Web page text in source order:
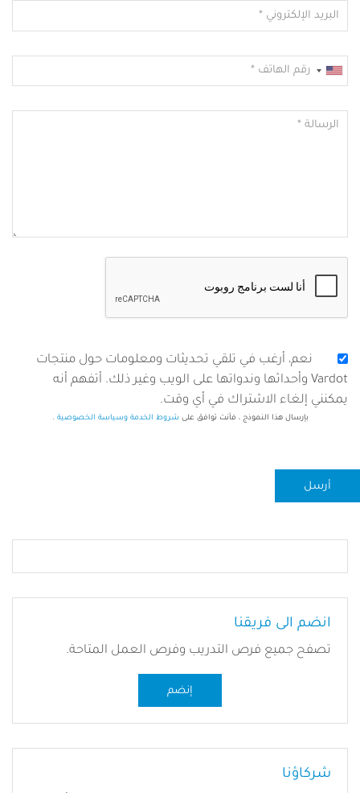
البريد الإلكتروني
رقم الهاتف
الرسالة
Consent
wrapper
نعم، أرغب في تلقي تحديثات ومعلومات حول منتجات
Vardot وأحداثها وندواتها على الويب وغير ذلك. أتفهم أنه
يمكنني إلغاء الاشتراك في أي وقت.
بإرسال هذا النموذج ، فأنت توافق علىشروط الخدمة وسياسة الخصوصية .
انضم الى فريقنا
تصفح جميع فرص التدريب وفرص العمل المتاحة.
إنضم
شركاؤنا